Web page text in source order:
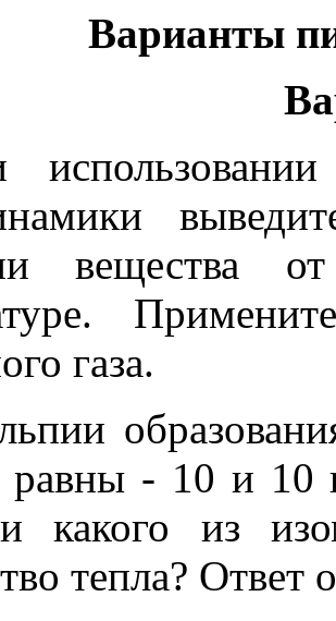
Варианты
вещества
газа.
- 10 и 10
какого из
тепла? Ответ